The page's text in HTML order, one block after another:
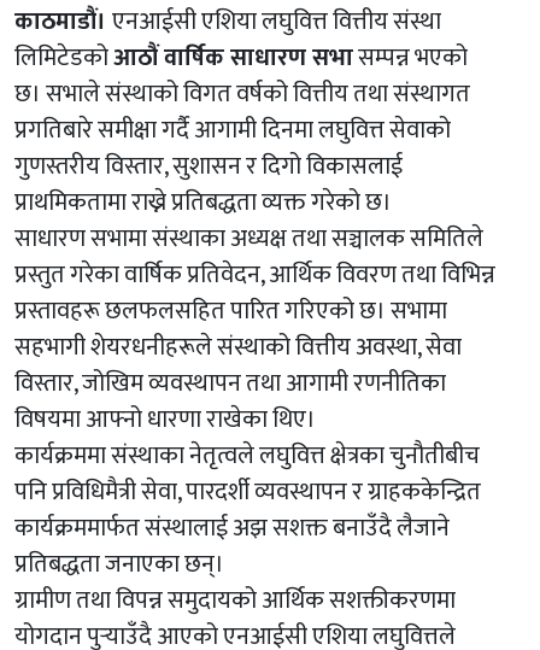
काठमाडौं। एनआईसी एशिया लघुवित्त वित्तीय संस्था
लिमिटेडकोआठौं वार्षिक साधारण सभासम्पन्न भएको
छ। सभाले संस्थाको विगत वर्षको वित्तीय तथा संस्थागत
प्रगतिबारे समीक्षा गर्दै आगामी दिनमा लघुवित्त सेवाको
गुणस्तरीय विस्तार, सुशासन र दिगो विकासलाई
प्राथमिकतामा राख्ने प्रतिबद्धता व्यक्त गरेको छ।
साधारण सभामा संस्थाका अध्यक्ष तथा सञ्चालक समितिले
प्रस्तुत गरेका वार्षिक प्रतिवेदन, आर्थिक विवरण तथा विभिन्न
प्रस्तावहरू छलफलसहित पारित गरिएको छ। सभामा
सहभागी शेयरधनीहरूले संस्थाको वित्तीय अवस्था, सेवा
विस्तार, जोखिम व्यवस्थापन तथा आगामी रणनीतिका
विषयमा आफ्नो धारणा राखेका थिए।
कार्यक्रममा संस्थाका नेतृत्वले लघुवित्त क्षेत्रका चुनौतीबीच
पनि प्रविधिमैत्री सेवा, पारदर्शी व्यवस्थापन र ग्राहककेन्द्रित
कार्यक्रममार्फत संस्थालाई अझ सशक्त बनाउँदै लैजाने
प्रतिबद्धता जनाएका छन्।
ग्रामीण तथा विपन्न समुदायको आर्थिक सशक्तीकरणमा
योगदान पुर्‍याउँदै आएको एनआईसी एशिया लघुवित्तले